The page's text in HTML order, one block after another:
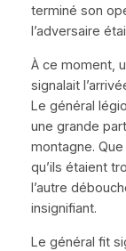
terminé son
l’adversaire
Àce moment,
signalait
Le général
une grande
montagne.
qu’ils étaient
l’autre
insignifiant.
Le général fit